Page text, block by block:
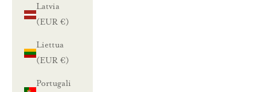
Latvia
(EUR €)
Liettua
(EUR €)
Portugali